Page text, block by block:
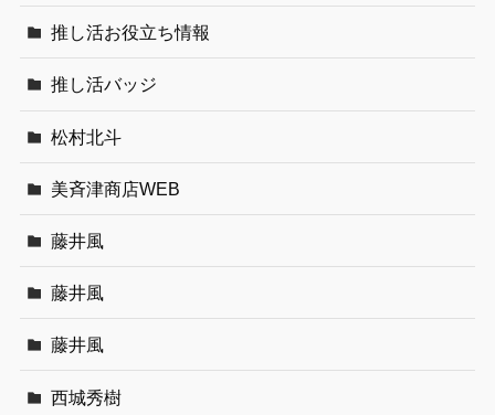
推し活お役立ち情報
推し活バッジ
松村北斗
美斉津商店WEB
藤井風
藤井風
藤井風
西城秀樹